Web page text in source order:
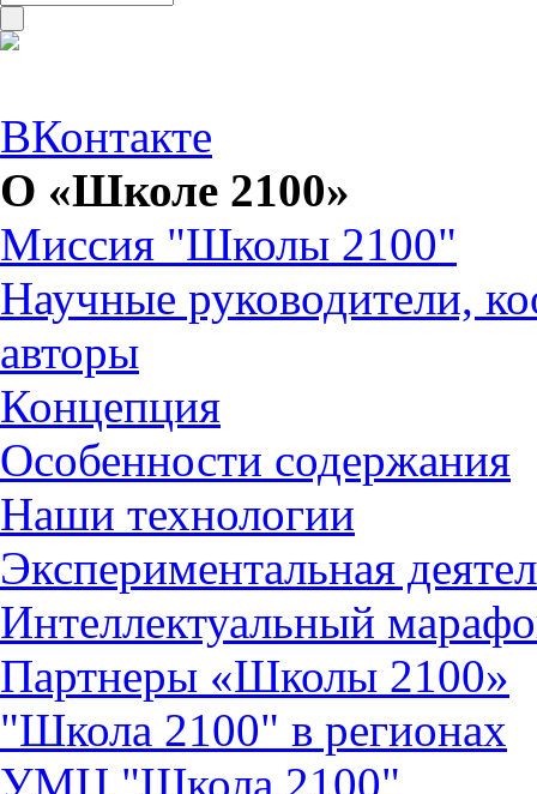
ВКонтакте
О «Школе 2100»
Миссия "Школы 2100"
Научные руководители,
авторы
Концепция
Особенности содержания
Наши технологии
Экспериментальная
Интеллектуальный
Партнеры «Школы 2100»
"Школа 2100" в регионах